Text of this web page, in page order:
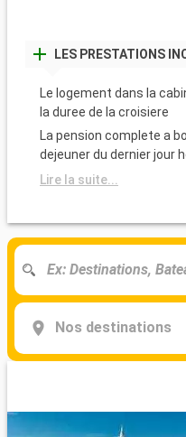
LES PRESTATIONS
Le logement dans la
la duree de la croisiere
La pension complete a
dejeuner du dernier jour
Lire la suite...
Nos destinations